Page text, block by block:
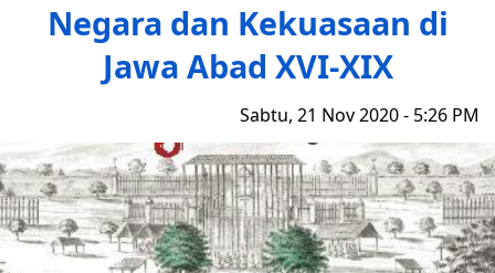
Negara dan Kekuasaan di
Jawa Abad XVI-XIX
Sabtu, 21 Nov 2020 - 5:26 PM